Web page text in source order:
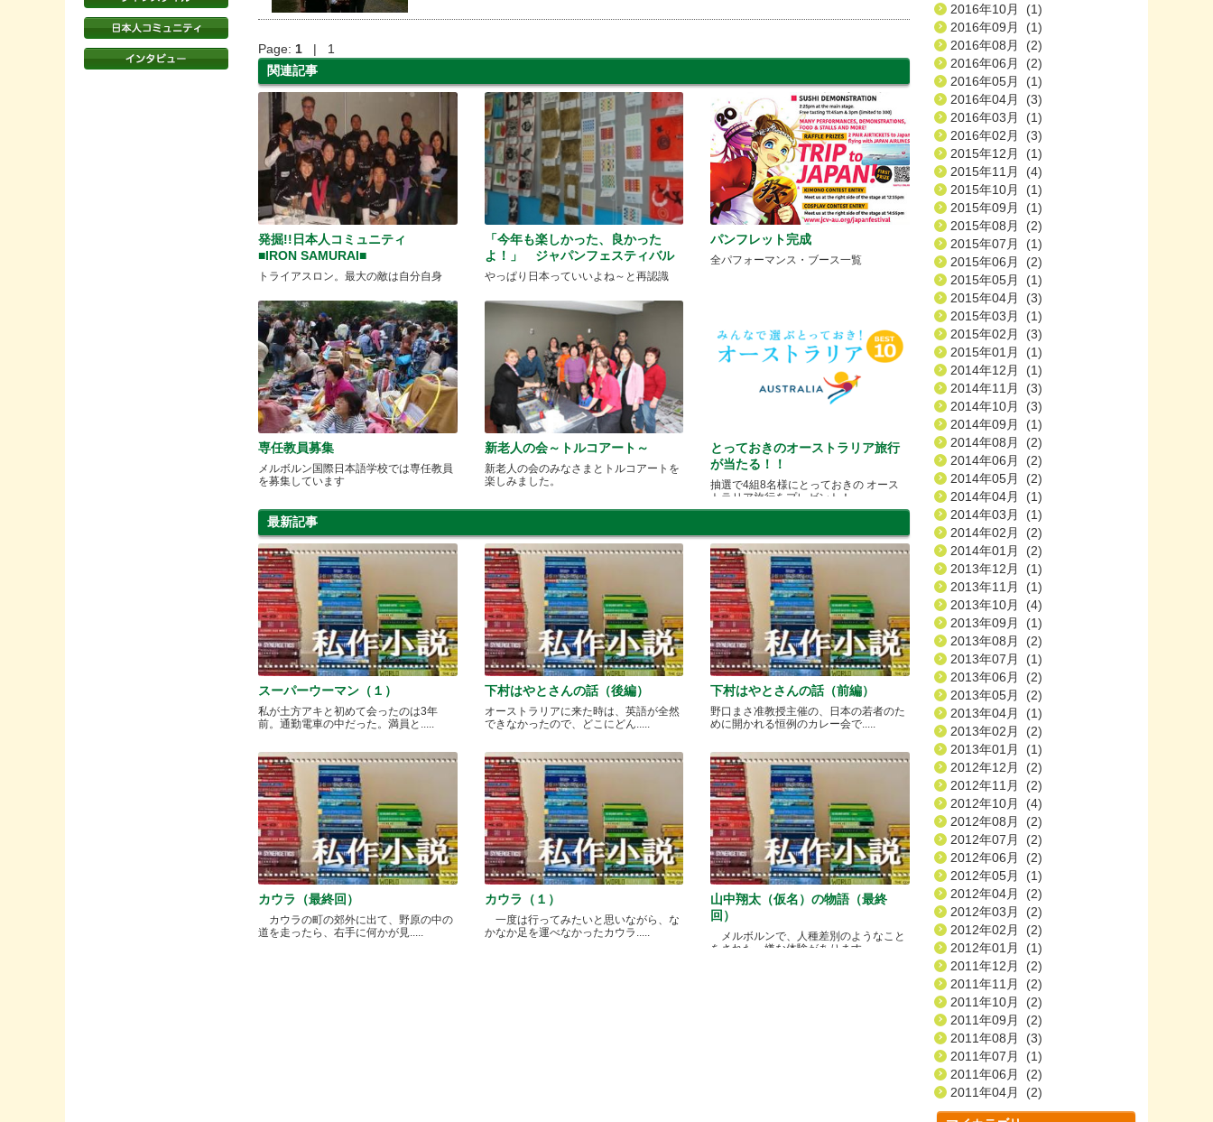
Page: 1 | 1
関連記事
発掘!!日本人コミュニティ
■IRON SAMURAI■
トライアスロン。最大の敵は自分自身
「今年も楽しかった、良かった
よ！」 ジャパンフェスティバル
やっぱり日本っていいよね～と再認識
パンフレット完成
全パフォーマンス・ブース一覧
専任教員募集
メルボルン国際日本語学校では専任教員
を募集しています
新老人の会～トルコアート～
新老人の会のみなさまとトルコアートを
楽しみました。
とっておきのオーストラリア旅行
が当たる！！
抽選で4組8名様にとっておきの オース
トラリア旅行をプレゼント！
最新記事
スーパーウーマン（１）
私が土方アキと初めて会ったのは3年
前。通勤電車の中だった。満員と.....
下村はやとさんの話（後編）
オーストラリアに来た時は、英語が全然
できなかったので、どこにどん.....
下村はやとさんの話（前編）
野口まさ准教授主催の、日本の若者のた
めに開かれる恒例のカレー会で.....
カウラ（最終回）
カウラの町の郊外に出て、野原の中の
道を走ったら、右手に何かが見.....
カウラ（１）
一度は行ってみたいと思いながら、な
かなか足を運べなかったカウラ.....
山中翔太（仮名）の物語（最終
回）
メルボルンで、人種差別のようなこと
をされた、嫌な体験があります.....
2016年10月 (1)
2016年09月 (1)
2016年08月 (2)
2016年06月 (2)
2016年05月 (1)
2016年04月 (3)
2016年03月 (1)
2016年02月 (3)
2015年12月 (1)
2015年11月 (4)
2015年10月 (1)
2015年09月 (1)
2015年08月 (2)
2015年07月 (1)
2015年06月 (2)
2015年05月 (1)
2015年04月 (3)
2015年03月 (1)
2015年02月 (3)
2015年01月 (1)
2014年12月 (1)
2014年11月 (3)
2014年10月 (3)
2014年09月 (1)
2014年08月 (2)
2014年06月 (2)
2014年05月 (2)
2014年04月 (1)
2014年03月 (1)
2014年02月 (2)
2014年01月 (2)
2013年12月 (1)
2013年11月 (1)
2013年10月 (4)
2013年09月 (1)
2013年08月 (2)
2013年07月 (1)
2013年06月 (2)
2013年05月 (2)
2013年04月 (1)
2013年02月 (2)
2013年01月 (1)
2012年12月 (2)
2012年11月 (2)
2012年10月 (4)
2012年08月 (2)
2012年07月 (2)
2012年06月 (2)
2012年05月 (1)
2012年04月 (2)
2012年03月 (2)
2012年02月 (2)
2012年01月 (1)
2011年12月 (2)
2011年11月 (2)
2011年10月 (2)
2011年09月 (2)
2011年08月 (3)
2011年07月 (1)
2011年06月 (2)
2011年04月 (2)